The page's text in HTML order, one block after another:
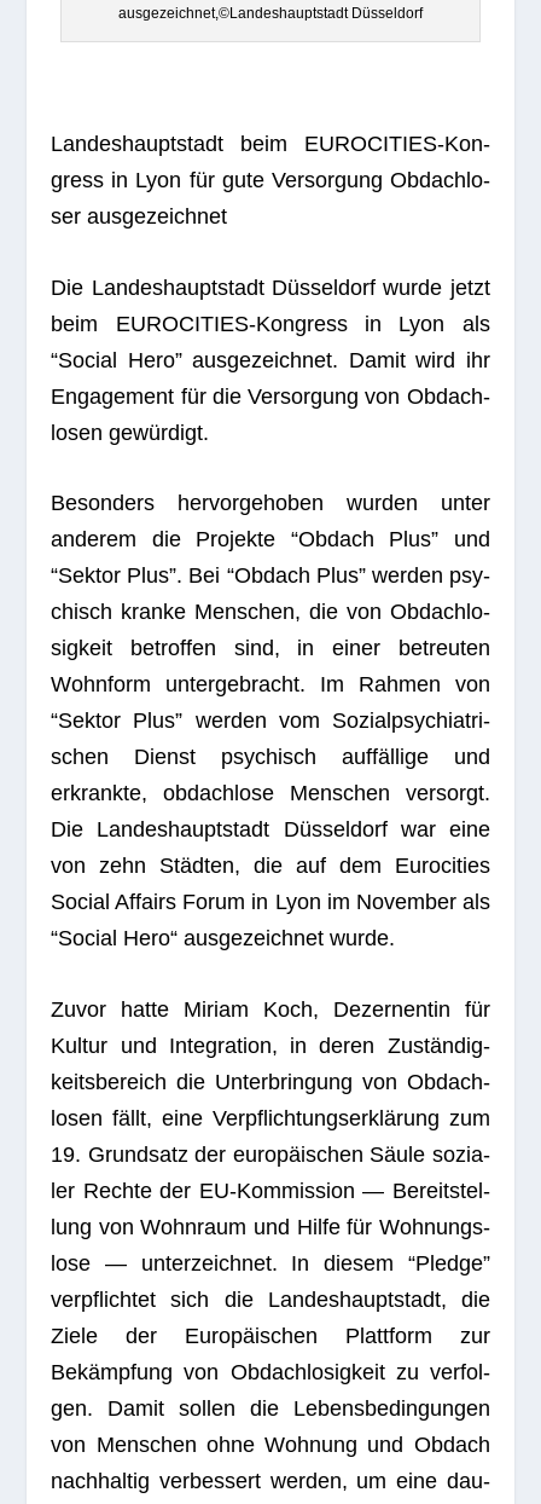
ausgezeichnet,©Landeshauptstadt Düsseldorf
Lan­des­haupt­stadt beim EURO­CI­TIES-Kon­
gress in Lyon für gute Ver­sor­gung Obdach­lo­
ser ausgezeichnet
Die Lan­des­haupt­stadt Düs­sel­dorf wurde jetzt
beim EURO­CI­TIES-Kon­gress in Lyon als
“Social Hero” aus­ge­zeich­net. Damit wird ihr
Enga­ge­ment für die Ver­sor­gung von Obdach­
lo­sen gewürdigt.
Beson­ders her­vor­ge­ho­ben wur­den unter
ande­rem die Pro­jekte “Obdach Plus” und
“Sek­tor Plus”. Bei “Obdach Plus” wer­den psy­
chisch kranke Men­schen, die von Obdach­lo­
sig­keit betrof­fen sind, in einer betreu­ten
Wohn­form unter­ge­bracht. Im Rah­men von
“Sek­tor Plus” wer­den vom Sozi­al­psych­ia­tri­
schen Dienst psy­chisch auf­fäl­lige und
erkrankte, obdach­lose Men­schen ver­sorgt.
Die Lan­des­haupt­stadt Düs­sel­dorf war eine
von zehn Städ­ten, die auf dem Euro­ci­ties
Social Affairs Forum in Lyon im Novem­ber als
“Social Hero“ aus­ge­zeich­net wurde.
Zuvor hatte Miriam Koch, Dezer­nen­tin für
Kul­tur und Inte­gra­tion, in deren Zustän­dig­
keits­be­reich die Unter­brin­gung von Obdach­
lo­sen fällt, eine Ver­pflich­tungs­er­klä­rung zum
19. Grund­satz der euro­päi­schen Säule sozia­
ler Rechte der EU-Kom­mis­sion — Bereit­stel­
lung von Wohn­raum und Hilfe für Woh­nungs­
lose — unter­zeich­net. In die­sem “Pledge”
ver­pflich­tet sich die Lan­des­haupt­stadt, die
Ziele der Euro­päi­schen Platt­form zur
Bekämp­fung von Obdach­lo­sig­keit zu ver­fol­
gen. Damit sol­len die Lebens­be­din­gun­gen
von Men­schen ohne Woh­nung und Obdach
nach­hal­tig ver­bes­sert wer­den, um eine dau­